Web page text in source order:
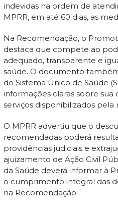
indevidas na ordem de
MPRR, em até 60 dias, as
Na Recomendação, o
destaca que compete ao
adequado, transparente e
saúde. O documento
do Sistema Único de Saúde
informações claras sobre sua
serviços disponibilizados pela
O MPRR advertiu que o
recomendadas poderá
providências judiciais e
ajuizamento de Ação Civil
da Saúde deverá informar à
o cumprimento integral das
na Recomendação.